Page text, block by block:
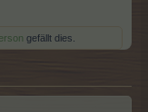
gefällt dies.